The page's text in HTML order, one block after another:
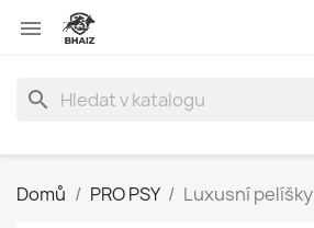

search
Domů PRO PSY Luxusní pelíšky